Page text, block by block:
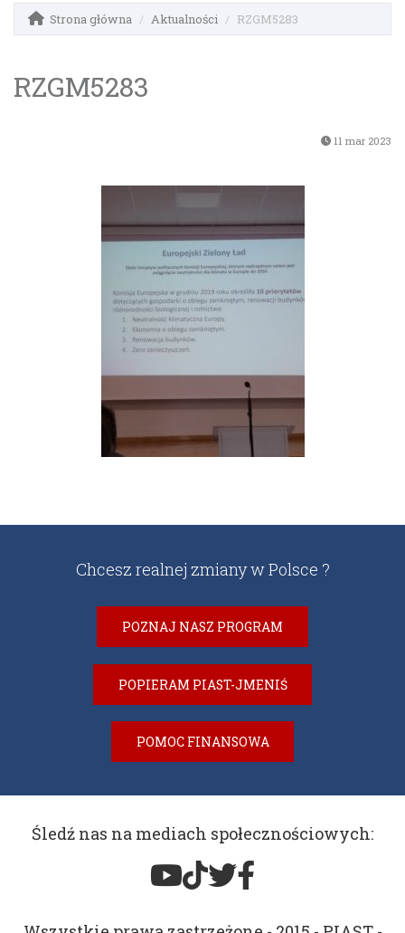
Strona główna Aktualności RZGM5283
RZGM5283
11 mar 2023
Chcesz realnej zmiany w Polsce ?
POZNAJ NASZ PROGRAM
POPIERAM PIAST-JMENIŚ
POMOC FINANSOWA
Śledź nas na mediach społecznościowych: